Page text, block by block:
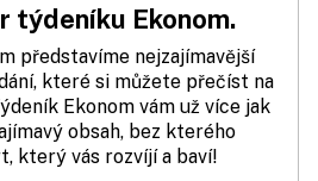
týdeníku Ekonom.
představíme nejzajímavější
které si můžete přečíst na
Ekonom vám už více jak
obsah, bez kterého
který vás rozvíjí a baví!